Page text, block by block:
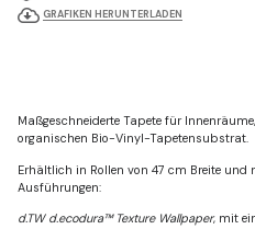
GRAFIKEN HERUNTERLADEN
Maßgeschneiderte Tapete für
organischen Bio-Vinyl-Tapetensubstrat.
Erhältlich in Rollen von 47 cm Breite und
Ausführungen:
d.TW d.ecodura™ Texture Wallpaper, mit